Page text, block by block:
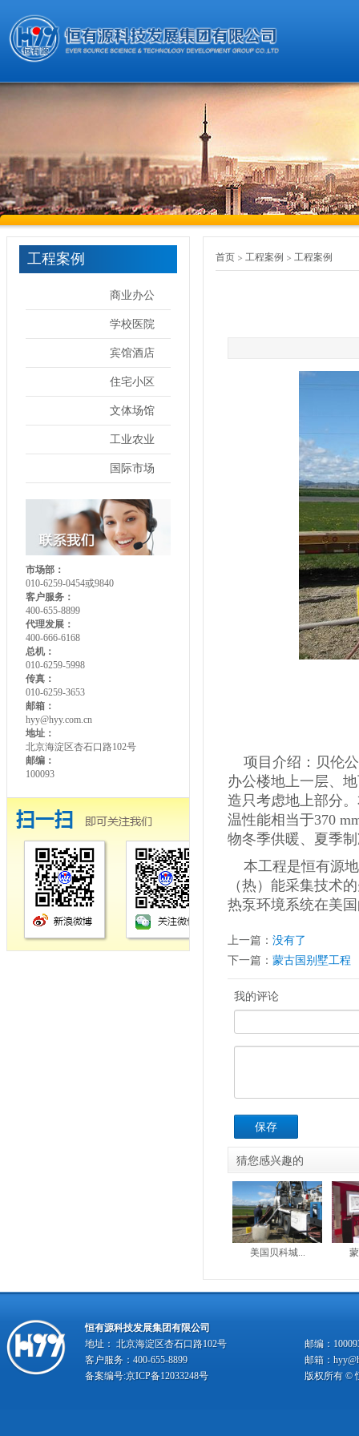
工程案例
商业办公
学校医院
宾馆酒店
住宅小区
文体场馆
工业农业
国际市场
市场部：
010-6259-0454或9840
客户服务：
400-655-8899
代理发展：
400-666-6168
总机：
010-6259-5998
传真：
010-6259-3653
邮箱：
hyy@hyy.com.cn
地址：
北京海淀区杏石口路102号
邮编：
100093
首页 工程案例 工程案例
项目介绍：贝伦公
办公楼地上一层、
造只考虑地上部分
温性能相当于370
物冬季供暖、夏季
本工程是恒有源地
（热）能采集技术
热泵环境系统在美
上一篇： 没有了
下一篇： 蒙古国别墅工程
我的评论
保存
猜您感兴趣的
美国贝科城...
恒有源科技发展集团有限公司
地址： 北京海淀区杏石口路102号
邮编：
客户服务：400-655-8899
邮箱：
备案编号:京ICP备12033248号 版权所有 ©